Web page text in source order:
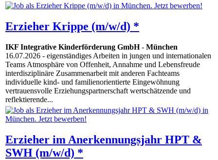
Erzieher Krippe (m/w/d) *
IKF Integrative Kinderförderung GmbH- München
16.07.2026 - eigenständiges Arbeiten in jungen und internationalen
Teams Atmosphäre von Offenheit, Annahme und Lebensfreude
interdisziplinäre Zusammenarbeit mit anderen Fachteams
individuelle kind- und familienorientierte Eingewöhnung
vertrauensvolle Erziehungspartnerschaft wertschätzende und
reflektierende...
Erzieher im Anerkennungsjahr HPT &
SWH (m/w/d) *